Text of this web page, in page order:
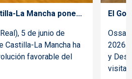
La Mancha pone...
5 de junio de
Castilla-La Mancha ha
favorable del
El
Ossa
2026.-
y